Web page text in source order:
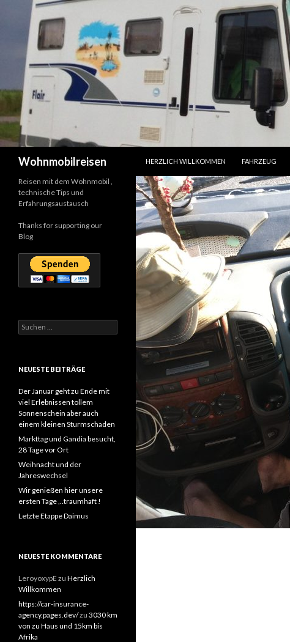
Wohnmobilreisen
HERZLICH WILLKOMMEN
FAHRZEUG
Reisen mit dem Wohnmobil ,
technische Tips und
Erfahrungsaustausch
Thanks for supporting our
Blog
Suchen
nach:
NEUESTE BEITRÄGE
Der Januar geht zu Ende mit
viel Erlebnissen tollem
Sonnenschein aber auch
einem kleinen Sturmschaden
Markttag und Gandia besucht,
28 Tage vor Ort
Weihnacht und der
Jahreswechsel
Wir genießen hier unsere
ersten Tage ,..traumhaft !
Letzte Etappe Daimus
NEUESTE KOMMENTARE
LeroyoxypE zu Herzlich
Willkommen
https://car-insurance-
agency.pages.dev/zu 3030 km
von zu Haus und 15km bis
Afrika